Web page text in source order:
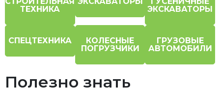
ТЕХНИКА
ЭКСКАВАТОРЫ
СПЕЦТЕХНИКА
КОЛЕСНЫЕ
ПОГРУЗЧИКИ
ГРУЗОВЫЕ
АВТОМОБИЛИ
Полезно знать